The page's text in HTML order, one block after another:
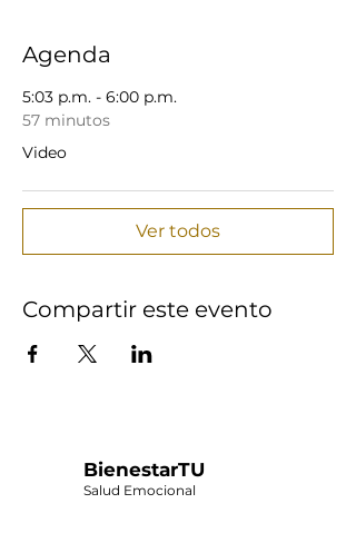
Agenda
5:03 p.m. - 6:00 p.m.
57 minutos
Video
Ver todos
Compartir este evento
BienestarTU
Salud Emocional